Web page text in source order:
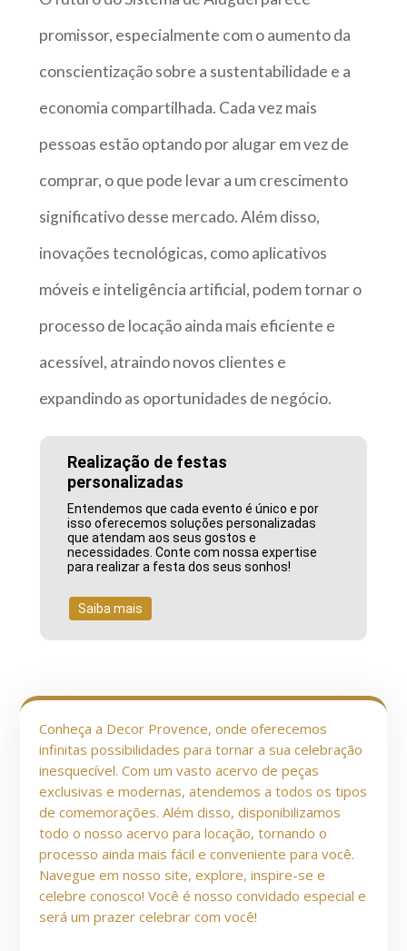
promissor, especialmente com o aumento da
conscientização sobre a sustentabilidade e a
economia compartilhada. Cada vez mais
pessoas estão optando por alugar em vez de
comprar, o que pode levar a um crescimento
significativo desse mercado. Além disso,
inovações tecnológicas, como aplicativos
móveis e inteligência artificial, podem tornar o
processo de locação ainda mais eficiente e
acessível, atraindo novos clientes e
expandindo as oportunidades de negócio.
Realização de festas
personalizadas
Entendemos que cada evento é único e por
isso oferecemos soluções personalizadas
que atendam aos seus gostos e
necessidades. Conte com nossa expertise
para realizar a festa dos seus sonhos!
Saiba mais
Conheça a Decor Provence, onde oferecemos
infinitas possibilidades para tornar a sua celebração
inesquecível. Com um vasto acervo de peças
exclusivas e modernas, atendemos a todos os tipos
de comemorações. Além disso, disponibilizamos
todo o nosso acervo para locação, tornando o
processo ainda mais fácil e conveniente para você.
Navegue em nosso site, explore, inspire-se e
celebre conosco! Você é nosso convidado especial e
será um prazer celebrar com você!